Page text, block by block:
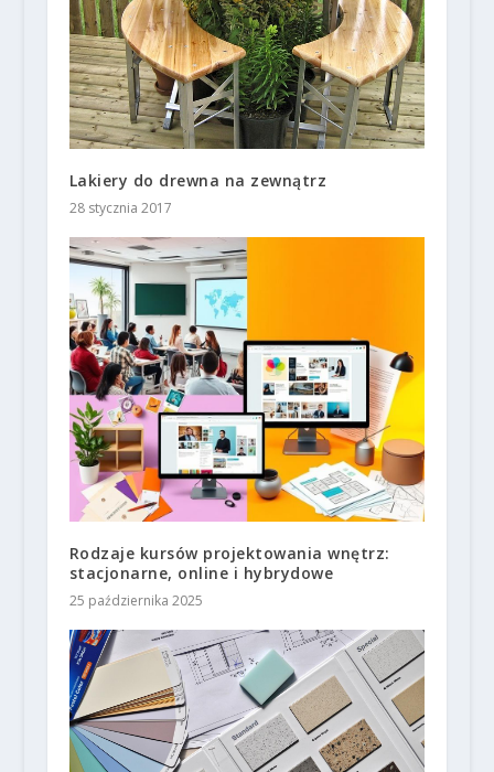
Lakiery do drewna na zewnątrz
28 stycznia 2017
Rodzaje kursów projektowania wnętrz:
stacjonarne, online i hybrydowe
25 października 2025